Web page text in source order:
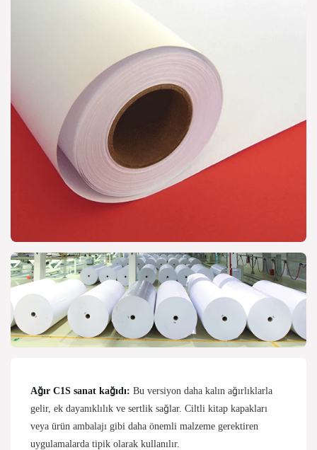
Ağır C1S sanat kağıdı:Bu versiyon daha kalın ağırlıklarla
gelir, ek dayanıklılık ve sertlik sağlar. Ciltli kitap kapakları
veya ürün ambalajı gibi daha önemli malzeme gerektiren
uygulamalarda tipik olarak kullanılır.